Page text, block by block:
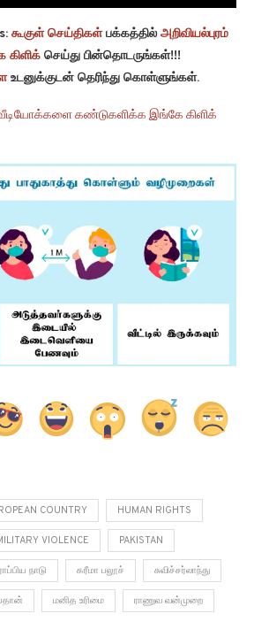
கூகுள் செய்திகள்பக்கத்தில் அறிவியல்புரம்
கிளிக் செய்து பின்தொடருங்கள்!!!
உடனுக்குடன் தெரிந்து கொள்ளுங்கள்.
வீடியோக்களை கண்டுகளிக்க இங்கே கிளிக்
COUNTRY HUMAN RIGHTS
VIOLENCE PAKISTAN
நாடு கரீமா பலூச் சுவிச்சர்லாந்து
மனித உரிமை ராணுவ வன்முறை